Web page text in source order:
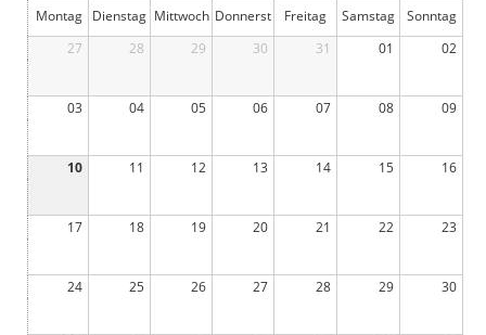
Montag Dienstag Mittwoch Donnerst
Freitag Samstag
Sonntag
27
28 29 30 31 01 02
03 04 05 06 07 08 09
10 11 12 13 14 15 16
17 18 19 20 21 22 23
24 25 26 27 28 29 30